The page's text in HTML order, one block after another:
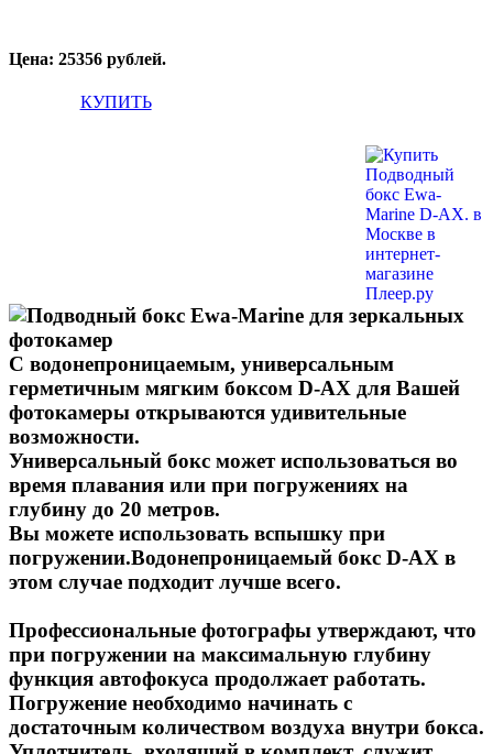
Цена: 25356 рублей.
КУПИТЬ
С водонепроницаемым, универсальным
герметичным мягким боксом D-AX для Вашей
фотокамеры открываются удивительные
возможности.
Универсальный бокс может использоваться во
время плавания или при погружениях на
глубину до 20 метров.
Вы можете использовать вспышку при
погружении.Водонепроницаемый бокс D-AX в
этом случае подходит лучше всего.
Профессиональные фотографы утверждают, что
при погружении на максимальную глубину
функция автофокуса продолжает работать.
Погружение необходимо начинать с
достаточным количеством воздуха внутри бокса.